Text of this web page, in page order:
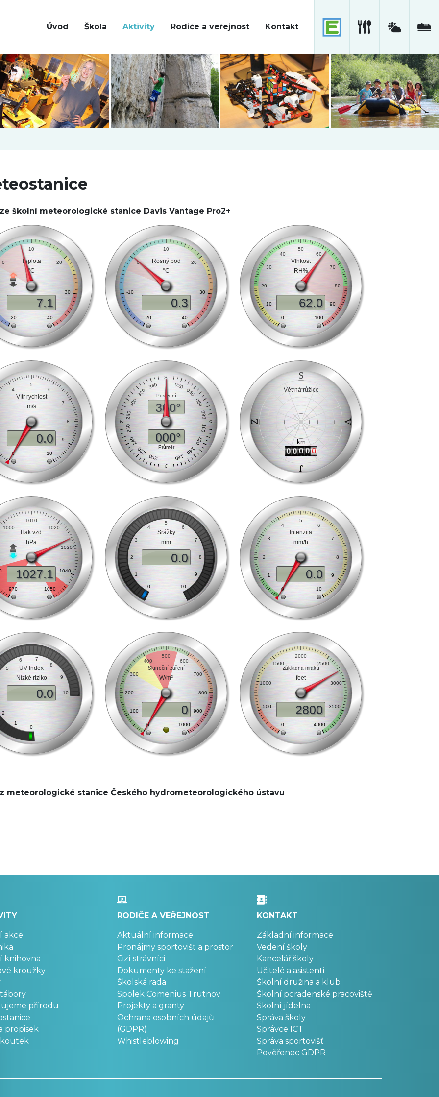
Úvod Škola Aktivity Rodiče a veřejnost Kontakt
školní meteorologické stanice Davis Vantage Pro2+
meteorologické stanice Českého hydrometeorologického ústavu
akce
knihovna
kroužky
přírodu
propisek
RODIČE A VEŘEJNOST
Aktuální informace
Pronájmy sportovišť a prostor
Cizí strávníci
Dokumenty ke stažení
Školská rada
Spolek Comenius Trutnov
Projekty a granty
Ochrana osobních údajů
(GDPR)
Whistleblowing
KONTAKT
Základní informace
Vedení školy
Kancelář školy
Učitelé a asistenti
Školní družina a klub
Školní poradenské pracoviště
Školní jídelna
Správa školy
Správce ICT
Správa sportovišť
Pověřenec GDPR